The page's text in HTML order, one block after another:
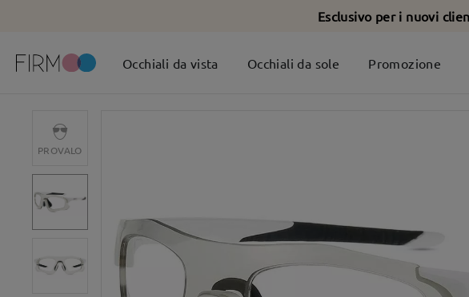
Esclusivo per i nuovi
Occhiali da vista Occhiali da sole Promozione
PROVALO